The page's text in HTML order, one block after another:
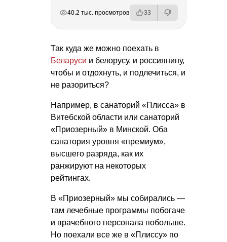
40.2 тыс. просмотров 33
Так куда же можно поехать в
Беларуси и белорусу, и россиянину,
чтобы и отдохнуть, и подлечиться, и
не разориться?
Например, в санаторий «Плисса» в
Витебской области или санаторий
«Приозерный» в Минской. Оба
санатория уровня «премиум»,
высшего разряда, как их
ранжируют на некоторых
рейтингах.
В «Приозерный» мы собирались —
там лечебные программы побогаче
и врачебного персонала побольше.
Но поехали все же в «Плиссу» по